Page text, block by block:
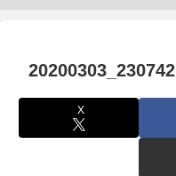
20200303_230742
X